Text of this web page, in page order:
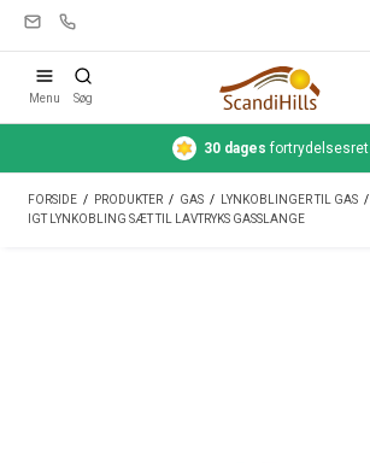
Telte
Menu Søg
30 dages fortrydelsesret
FORSIDE / PRODUKTER / GAS / LYNKOBLINGER TIL GAS /
IGT LYNKOBLING SÆT TIL LAVTRYKS GASSLANGE